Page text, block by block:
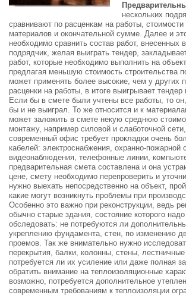
нескольких
сравнивают по расценкам на работы,
материалов и окончательной сумме. Далее и
необходимо сравнить состав работ, внесенных
подрядчик, желая выиграть тендер,
работ, которые необходимо выполнить на
предлагая меньшую стоимость строительства
может применять более высокие, чем у других
расценки на работы, в итоге выигрывает тендер
Если бы в смете были учтены все работы, то
бы и не выиграл. То же относится и к
может заложить в смете некую среднюю
монтажу, например силовой и слаботочной
современный офис требует прокладки очень
кабелей: электроснабжения, охранно-пожарной
видеонаблюдения, телефонные линии,
предварительная смета составлена и она
цене, смету необходимо перепроверить и
нужно выехать непосредственно на объект,
какие могут возникнуть проблемы при
Особенно это важно при реконструкции, ведь
обычно старые здания, состояние которого
обследовать: не потребуются ли
укреплению фундамента, стен, по изменению
проемов. Так же внимательно нужно
перекрытия, балки, колонны, стены,
потребуется ли их усиление или даже полная
обратить внимание на теплоизоляционные
возможно, потребуется дополнительное
современным требованиям к теплоизоляции